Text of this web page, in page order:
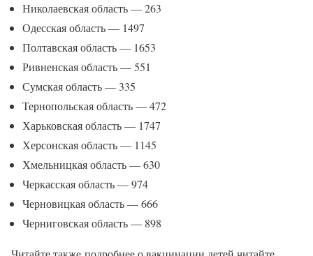
Николаевская область — 263
Одесская область — 1497
Полтавская область — 1653
Ривненская область — 551
Сумская область — 335
Тернопольская область — 472
Харьковская область — 1747
Херсонская область — 1145
Хмельницкая область — 630
Черкасская область — 974
Черновицкая область — 666
Черниговская область — 898